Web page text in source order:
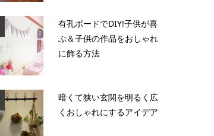
有孔ボードでDIY!子供が喜
ぶ＆子供の作品をおしゃれ
に飾る方法
暗くて狭い玄関を明るく広
くおしゃれにするアイデア